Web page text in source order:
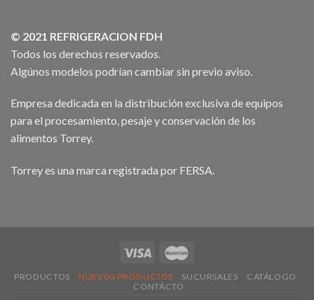
© 2021 REFRIGERACION FDH
Todos los derechos reservados.
Algúnos modelos podrían cambiar sin previo aviso.
Empresa dedicada en la distribución exclusiva de equipos
para el procesamiento, pesaje y conservación de los
alimentos Torrey.
Torrey es una marca registrada por FERSA.
PRODUCTOS NUEVOS PRODUCTOS SUCURSALES
CATÁLOGO
CONTÁCTO